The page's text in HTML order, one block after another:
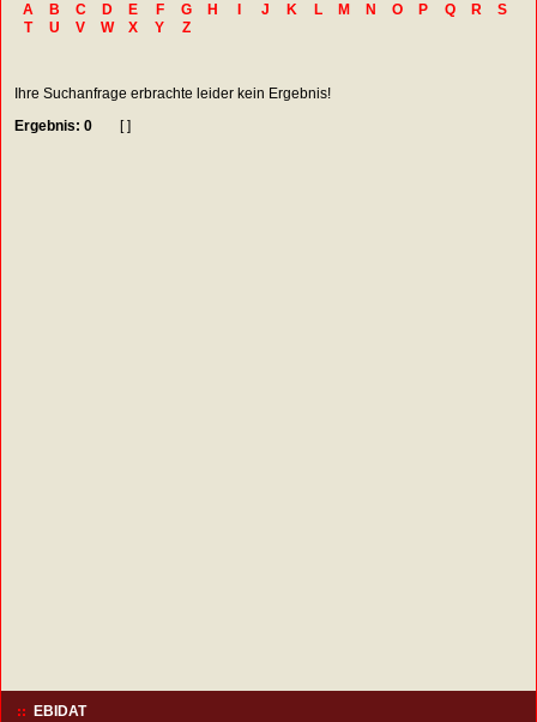
A B C D E F G H J K L M N O P Q R
S
T
U V W X Y Z
Ihre Suchanfrage erbrachte leider kein Ergebnis!
Ergebnis: 0
[ ]
EBIDAT